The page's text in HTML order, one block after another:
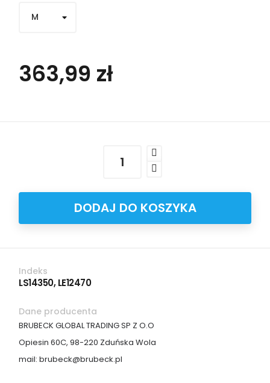
363,99 zł
DODAJ DO KOSZYKA
Indeks
LS14350, LE12470
Dane producenta
BRUBECK GLOBAL TRADING SP Z O.O
Opiesin 60C, 98-220 Zduńska Wola
mail: brubeck@brubeck.pl